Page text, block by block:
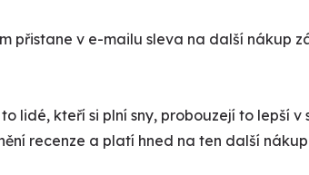
přistane v e-mailu sleva na další nákup
lidé, kteří si plní sny, probouzejí to lepší v
recenze a platí hned na ten další